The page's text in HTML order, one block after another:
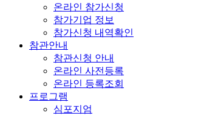
온라인 참가신청
참가기업 정보
참가신청 내역확인
참관안내
참관신청 안내
온라인 사전등록
온라인 등록조회
프로그램
심포지엄